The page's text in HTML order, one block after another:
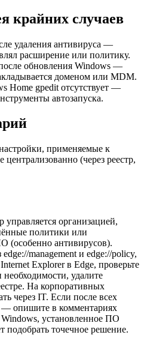
крайних случаев
удаления антивируса —
расширение или политику.
обновления Windows —
доменом или MDM.
Home gpedit отсутствует —
автозапуска.
применяемые к
(через реестр,
организацией,
политики или
(особенно антивирусов).
management и edge://policy,
Explorer в Edge, проверьте
удалите
На корпоративных
через IT. Если после всех
— опишите в комментариях
установленное ПО
подобрать точечное решение.